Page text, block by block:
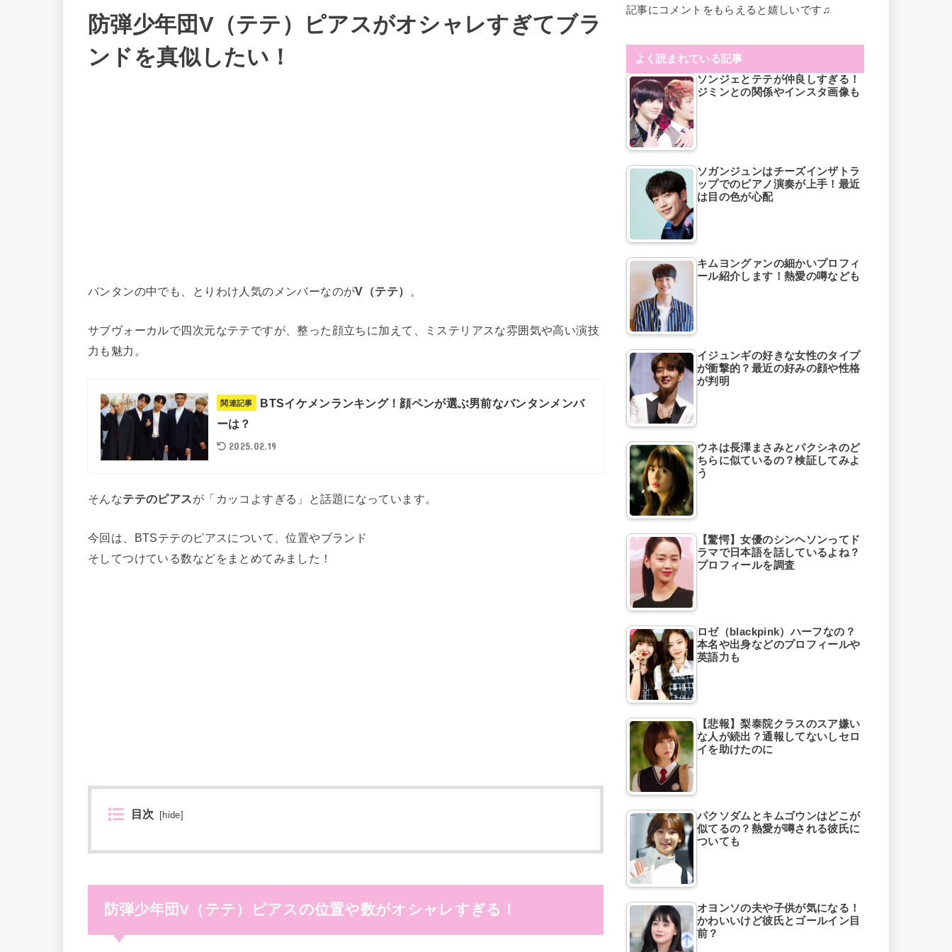
防弾少年団V（テテ）ピアスがオシャレすぎてブラ
ンドを真似したい！
バンタンの中でも、とりわけ人気のメンバーなのがV（テテ） 。
サブヴォーカルで四次元なテテですが、整った顔立ちに加えて、ミステリアスな雰囲気や高い演技
力も魅力。
関連記事
BTSイケメンランキング！顔ペンが選ぶ男前なバンタンメンバ
ーは？
2025.02.19
そんなテテのピアスが「カッコよすぎる」と話題になっています。
今回は、BTSテテのピアスについて、位置やブランド
そしてつけている数などをまとめてみました！
目次 [hide]
防弾少年団V（テテ）ピアスの位置や数がオシャレすぎる！
記事にコメントをもらえると嬉しいです♫
よく読まれている記事
ソンジェとテテが仲良しすぎる！
ジミンとの関係やインスタ画像も
ソガンジュンはチーズインザトラ
ップでのピアノ演奏が上手！最近
は目の色が心配
キムヨングァンの細かいプロフィ
ール紹介します！熱愛の噂なども
イジュンギの好きな女性のタイプ
が衝撃的？最近の好みの顔や性格
が判明
ウネは長澤まさみとパクシネのど
ちらに似ているの？検証してみよ
う
【驚愕】女優のシンヘソンってド
ラマで日本語を話しているよね？
プロフィールを調査
ロゼ（blackpink）ハーフなの？
本名や出身などのプロフィールや
英語力も
【悲報】梨泰院クラスのスア嫌い
な人が続出？通報してないしセロ
イを助けたのに
パクソダムとキムゴウンはどこが
似てるの？熱愛が噂される彼氏に
ついても
オヨンソの夫や子供が気になる！
かわいいけど彼氏とゴールイン目
前？